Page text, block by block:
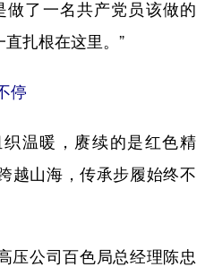
做了一名共产党员该做的
扎根在这里。”
停
温暖，赓续的是红色精
越山海，传承步履始终不
公司百色局总经理陈忠